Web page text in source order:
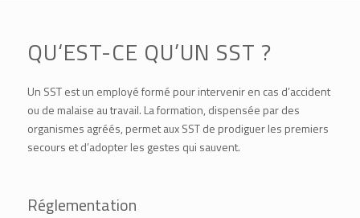
QU‘EST-CE QU’UN SST ?
Un SST est un employé formé pour intervenir en cas d’accident
ou de malaise au travail. La formation, dispensée par des
organismes agréés, permet aux SST de prodiguer les premiers
secours et d’adopter les gestes qui sauvent.
Réglementation